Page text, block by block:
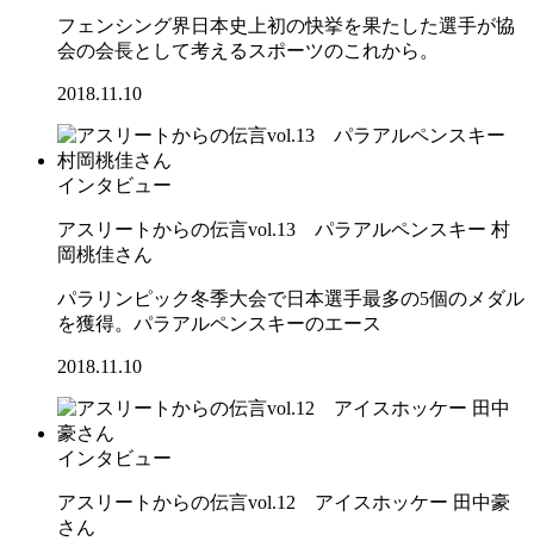
フェンシング界日本史上初の快挙を果たした選手が協
会の会長として考えるスポーツのこれから。
2018.11.10
インタビュー
アスリートからの伝言vol.13 パラアルペンスキー 村
岡桃佳さん
パラリンピック冬季大会で日本選手最多の5個のメダル
を獲得。パラアルペンスキーのエース
2018.11.10
インタビュー
アスリートからの伝言vol.12 アイスホッケー 田中豪
さん